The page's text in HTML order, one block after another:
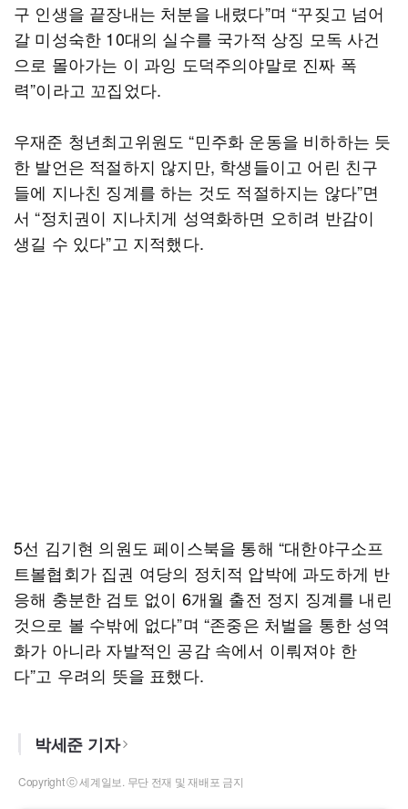
구 인생을 끝장내는 처분을 내렸다”며 “꾸짖고 넘어
갈 미성숙한 10대의 실수를 국가적 상징 모독 사건
으로 몰아가는 이 과잉 도덕주의야말로 진짜 폭
력”이라고 꼬집었다.
우재준 청년최고위원도 “민주화 운동을 비하하는 듯
한 발언은 적절하지 않지만, 학생들이고 어린 친구
들에 지나친 징계를 하는 것도 적절하지는 않다”면
서 “정치권이 지나치게 성역화하면 오히려 반감이
생길 수 있다”고 지적했다.
5선 김기현 의원도 페이스북을 통해 “대한야구소프
트볼협회가 집권 여당의 정치적 압박에 과도하게 반
응해 충분한 검토 없이 6개월 출전 정지 징계를 내린
것으로 볼 수밖에 없다”며 “존중은 처벌을 통한 성역
화가 아니라 자발적인 공감 속에서 이뤄져야 한
다”고 우려의 뜻을 표했다.
박세준 기자
Copyright ⓒ 세계일보. 무단 전재 및 재배포 금지